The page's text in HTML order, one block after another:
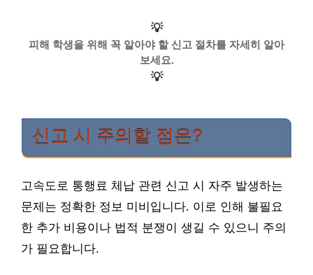
💡
피해 학생을 위해 꼭 알아야 할 신고 절차를 자세히 알아
보세요.
💡
신고 시 주의할 점은?
고속도로 통행료 체납 관련 신고 시 자주 발생하는
문제는 정확한 정보 미비입니다. 이로 인해 불필요
한 추가 비용이나 법적 분쟁이 생길 수 있으니 주의
가 필요합니다.